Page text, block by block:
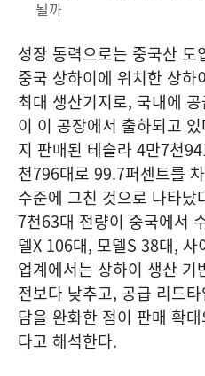
될까
성장 동력으로는 중국산
중국 상하이에 위치한 상하
최대 생산기지로, 국내에
이 이 공장에서 출하되고
지 판매된 테슬라 4만7천
천796대로 99.7퍼센트를
수준에 그친 것으로 나타
7천63대 전량이 중국에서
델X 106대, 모델S 38대,
업계에서는 상하이 생산 기
전보다 낮추고, 공급 리드
담을 완화한 점이 판매 확
다고 해석한다.